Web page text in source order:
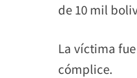
de 10 mil
La víctima
cómplice.